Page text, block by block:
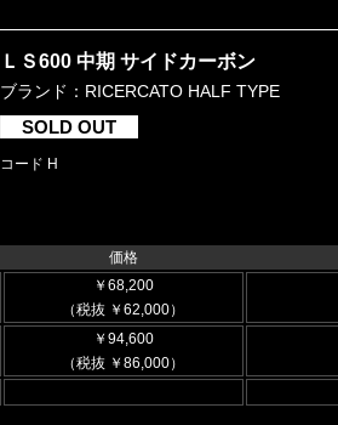
ＬＳ600 中期 サイドカーボン
ブランド：RICERCATO HALF TYPE
SOLD OUT
コード H
価格
￥68,200
（税抜 ￥62,000）
￥94,600
（税抜 ￥86,000）